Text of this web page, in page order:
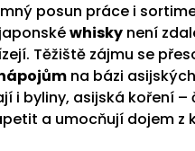
posun práce i
whisky není
Těžiště zájmu se
na bázi asijských
i byliny, asijská koření –
a umocňují dojem z